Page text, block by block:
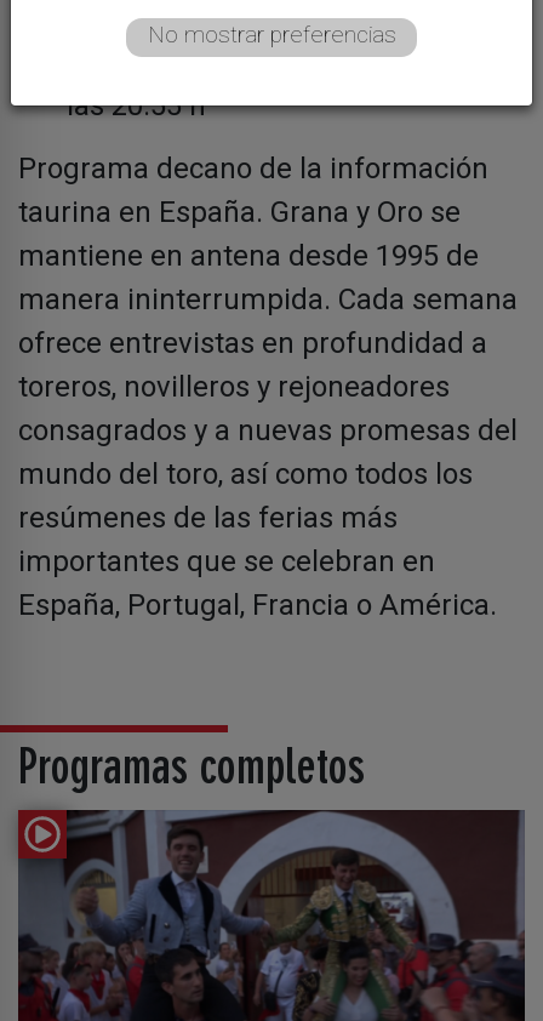
las 12:45 h
Sábado, La 8 - 15:25 h y domingo a
las 20:55 h
Programa decano de la información
taurina en España. Grana y Oro se
mantiene en antena desde 1995 de
manera ininterrumpida. Cada semana
ofrece entrevistas en profundidad a
toreros, novilleros y rejoneadores
consagrados y a nuevas promesas del
mundo del toro, así como todos los
resúmenes de las ferias más
importantes que se celebran en
España, Portugal, Francia o América.
Programas completos
No mostrar preferencias